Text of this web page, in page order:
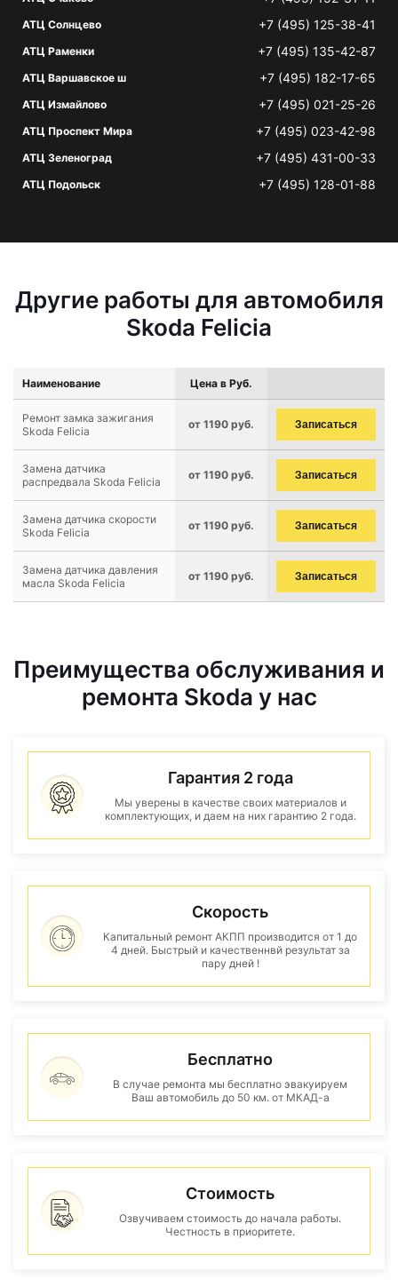
АТЦ Солнцево +7 (495) 125-38-41
АТЦ Раменки +7 (495) 135-42-87
АТЦ Варшавское ш +7 (495) 182-17-65
АТЦ Измайлово +7 (495) 021-25-26
АТЦ Проспект Мира +7 (495) 023-42-98
АТЦ Зеленоград +7 (495) 431-00-33
АТЦ Подольск +7 (495) 128-01-88
Другие работы для автомобиля
Skoda Felicia
Наименование Цена в Руб.
Ремонт замка зажигания
Skoda Felicia
от 1190 руб. Записаться
Замена датчика
распредвала Skoda Felicia
от 1190 руб. Записаться
Замена датчика скорости
Skoda Felicia
от 1190 руб. Записаться
Замена датчика давления
масла Skoda Felicia
от 1190 руб. Записаться
Преимущества обслуживания и
ремонта Skoda у нас
Гарантия 2 года
Мы уверены в качестве своих материалов и
комплектующих, и даем на них гарантию 2 года.
Скорость
Капитальный ремонт АКПП производится от 1 до
4 дней. Быстрый и качественнвй результат за
пару дней !
Бесплатно
В случае ремонта мы бесплатно эвакуируем
Ваш автомобиль до 50 км. от МКАД-а
Стоимость
Озвучиваем стоимость до начала работы.
Честность в приоритете.